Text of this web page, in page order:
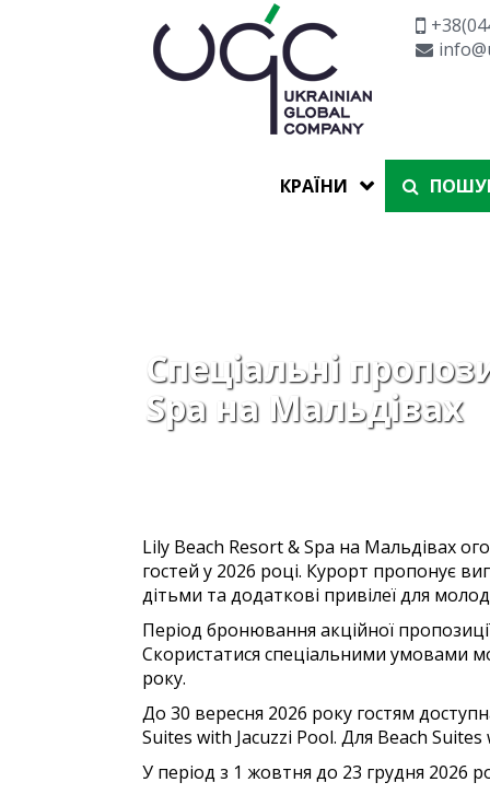
КРАЇНИ
Спеціальні
Spa на Мальдівах
Lily Beach Resort & Spa на Мальдівах
гостей у 2026 році. Курорт пропонує
дітьми та додаткові привілеї для
Період бронювання акційної
Скористатися спеціальними умовами
року.
До 30 вересня 2026 року гостям
Suites with Jacuzzi Pool. Для Beach Suites
У період з 1 жовтня до 23 грудня 2026